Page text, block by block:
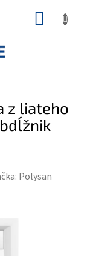
z liateho
Polysan